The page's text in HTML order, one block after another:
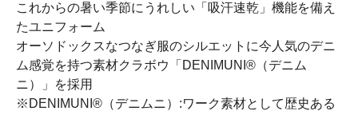
これからの暑い季節にうれしい「吸汗速乾」機能を備え
たユニフォーム
オーソドックスなつなぎ服のシルエットに今人気のデニ
ム感覚を持つ素材クラボウ「DENIMUNI®（デニム
ニ）」を採用
※DENIMUNI®（デニムニ）:ワーク素材として歴史ある